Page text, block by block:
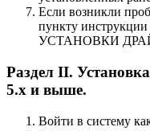
Если возникли
пункту
УСТАНОВКИ
Раздел II.
5.х и выше.
Войти в систему